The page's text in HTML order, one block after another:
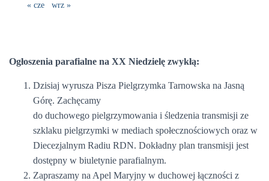
« cze
wrz »
Ogłoszenia parafialne na XX Niedzielę zwykłą:
Dzisiaj wyrusza Pisza Pielgrzymka Tarnowska na Jasną
Górę. Zachęcamy
do duchowego pielgrzymowania i śledzenia transmisji ze
szklaku pielgrzymki w mediach społecznościowych oraz w
Diecezjalnym Radiu RDN. Dokładny plan transmisji jest
dostępny w biuletynie parafialnym.
Zapraszamy na Apel Maryjny w duchowej łączności z